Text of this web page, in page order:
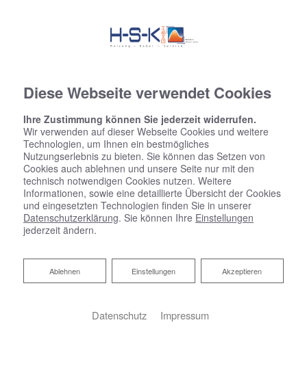
Lichtkonzepte für Bad und WC
Diese Webseite verwendet Cookies
Ihre Zustimmung können Sie jederzeit widerrufen.
Wir verwenden auf dieser Webseite Cookies und weitere
Technologien, um Ihnen ein bestmögliches
Nutzungserlebnis zu bieten. Sie können das Setzen von
Cookies auch ablehnen und unsere Seite nur mit den
technisch notwendigen Cookies nutzen. Weitere
Informationen, sowie eine detaillierte Übersicht der Cookies
und eingesetzten Technologien finden Sie in unserer
Datenschutzerklärung. Sie können Ihre Einstellungen
jederzeit ändern.
Akzeptieren
Einstellungen
Ablehnen
Ablehnen
Datenschutz Impressum